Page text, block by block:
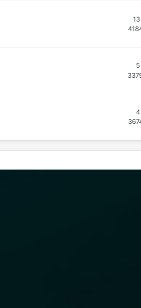
13
5
4